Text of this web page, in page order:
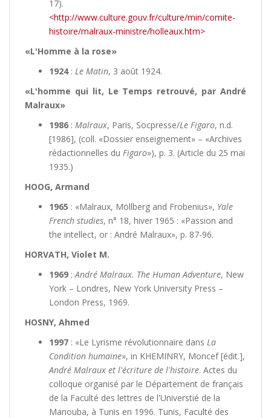
17).
<http://www.culture.gouv.fr/culture/min/comite-
histoire/malraux-ministre/holleaux.htm>
«L'Homme à la rose»
1924: Le Matin, 3 août 1924.
«L'homme qui lit, Le Temps retrouvé, par André
Malraux»
1986 : Malraux, Paris, Socpresse/Le Figaro, n.d.
[1986], (coll. «Dossier enseignement» – «Archives
rédactionnelles du Figaro»), p. 3. (Article du 25 mai
1935.)
HOOG, Armand
1965 : «Malraux, Möllberg and Frobenius», Yale
French studies, n° 18, hiver 1965 : «Passion and
the intellect, or : André Malraux», p. 87-96.
HORVATH, Violet M.
1969 :André Malraux. The Human Adventure, New
York – Londres, New York University Press –
London Press, 1969.
HOSNY, Ahmed
1997 : «Le Lyrisme révolutionnaire dans La
Condition humaine», in KHEMINRY, Moncef [édit.],
André Malraux et l'écriture de l'histoire. Actes du
colloque organisé par le Département de français
de la Faculté des lettres de l'Universtié de la
Manouba, à Tunis en 1996. Tunis, Faculté des